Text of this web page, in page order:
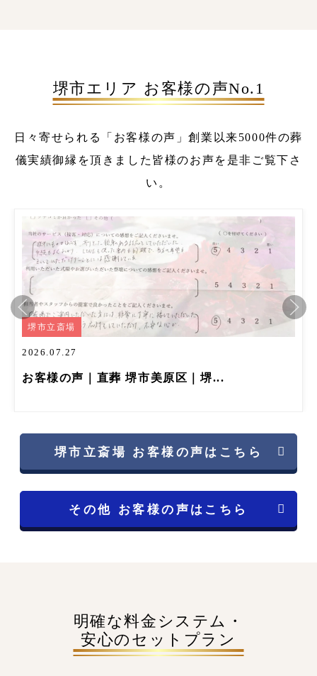
堺市エリア お客様の声No.1
日々寄せられる「お客様の声」創業以来5000件の葬
儀実績御縁を頂きました皆様のお声を是非ご覧下さ
い。
堺市立斎場
2026.07.27
お客様の声｜直葬 堺市美原区｜堺...
堺市立斎場 お客様の声はこちら
その他 お客様の声はこちら
明確な料金システム・
安心のセットプラン